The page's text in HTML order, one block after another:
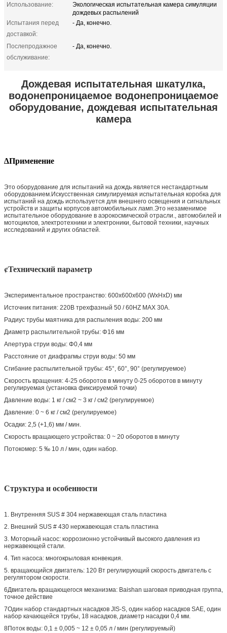
Использование:
Экологическая испытательная камера симуляции
дождевых распылений
Испытания перед
доставкой:
- Да, конечно.
Послепродажное
обслуживание:
- Да, конечно.
Дождевая испытательная шкатулка,
водонепроницаемое водонепроницаемое
оборудование, дождевая испытательная
камера
∆Применение
Это оборудование для испытаний на дождь является нестандартным
оборудованием.Искусственная симулируемая испытательная коробка для
испытаний на дождь используется для внешнего освещения и сигнальных
устройств и защиты корпусов автомобильных ламп.Это незаменимое
испытательное оборудование в аэрокосмической отрасли., автомобилей и
мотоциклов, электротехники и электроники, бытовой техники, научных
исследований и других областей.
¢Технический параметр
Экспериментальное пространство: 600x600x600 (WxHxD) мм
Источник питания: 220В трехфазный 50 / 60HZ MAX 30A.
Радиус трубы маятника для распыления воды: 200 мм
Диаметр распылительной трубы: Φ16 мм
Апертура струи воды: Φ0,4 мм
Расстояние от диафрагмы струи воды: 50 мм
Сгибание распылительной трубы: 45°, 60°, 90° (регулируемое)
Скорость вращения: 4-25 оборотов в минуту 0-25 оборотов в минуту
регулируемая (установка фиксируемой точки)
Давление воды: 1 кг / см2 ~ 3 кг / см2 (регулируемое)
Давление: 0 ~ 6 кг / см2 (регулируемое)
Осадки: 2,5 (+1,6) мм / мин.
Скорость вращающего устройства: 0 ~ 20 оборотов в минуту
Потокомер: 5 ‰ 10 л / мин, один набор.
Структура и особенности
1. Внутренняя SUS # 304 нержавеющая сталь пластина
2. Внешний SUS # 430 нержавеющая сталь пластина
3. Моторный насос: коррозионно устойчивый высокого давления из
нержавеющей стали.
4. Тип насоса: многокрыловая конвекция.
5. вращающийся двигатель: 120 Вт регулирующий скорость двигатель с
регулятором скорости.
6Двигатель вращающегося механизма: Baishan шаговая приводная группа,
точное действие
7Один набор стандартных насадков JIS-S, один набор насадков SAE, один
набор качающейся трубы, 18 насадков, диаметр насадки 0,4 мм.
8Поток воды: 0,1 ± 0,005 ~ 12 ± 0,05 л / мин (регулируемый)